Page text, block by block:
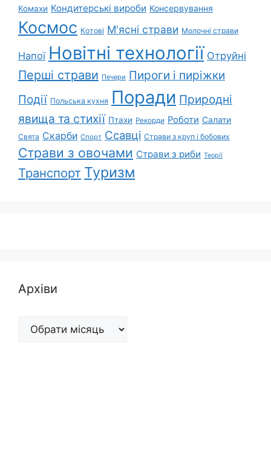
Комахи Кондитерські вироби Консервування
Космос Котові М'ясні страви Молочні страви
Напої Новітні технології Отруйні
Перші страви Печери Пироги і пиріжки
Події Польська кухня Поради Природні
явища та стихії Птахи Рекорди Роботи Салати
Свята Скарби Спорт Ссавці Страви з круп і бобових
Страви з овочами Страви з риби Теорії
Транспорт Туризм
Архіви
Архіви